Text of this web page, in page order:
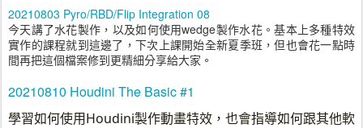
20210803 Pyro/RBD/Flip Integration 08
今天講了水花製作，以及如何使用wedge製作水花。基本上多種特效
實作的課程就到這邊了，下次上課開始全新夏季班，但也會花一點時
間再把這個檔案修到更精細分享給大家。
20210810 Houdini The Basic #1
學習如何使用Houdini製作動畫特效，也會指導如何跟其他軟